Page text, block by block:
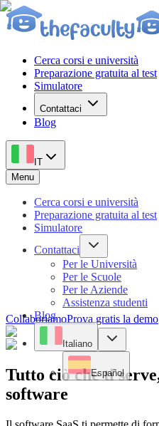
Cerca corsi e università
Preparazione gratuita al test
Simulatore
Contattaci
Blog
IT
Menu
Cerca corsi e università
Preparazione gratuita al test
Simulatore
Contattaci
Per le Università
Per le Scuole
Per le Aziende
Assistenza studenti
Blog
Italiano
Español
CollaboriamoProva gratis la demo
Tutto ciò che ti
software